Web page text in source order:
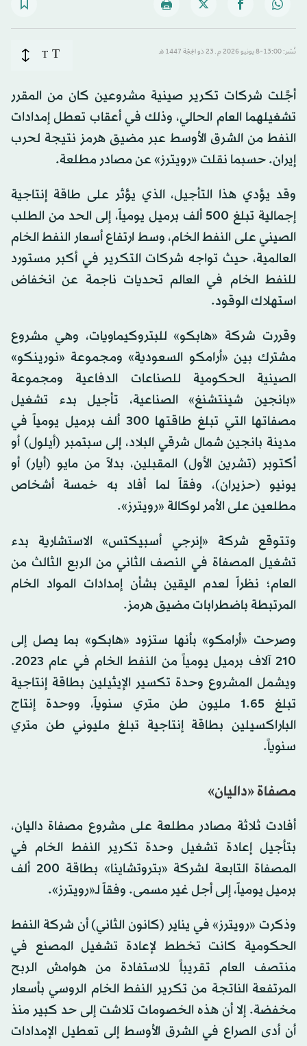
نُشر: 13:00-8 يونيو 2026 م ـ 23 ذو الحِجّة 1447 هـ T
T
أجَّلت شركات تكرير صينية مشروعين كان من المقرر
تشغيلهما العام الحالي، وذلك في أعقاب تعطل إمدادات
النفط من الشرق الأوسط عبر مضيق هرمز نتيجة لحرب
إيران. حسبما نقلت «رويترز» عن مصادر مطلعة.
وقد يؤدي هذا التأجيل، الذي يؤثر على طاقة إنتاجية
إجمالية تبلغ 500 ألف برميل يومياً، إلى الحد من الطلب
الصيني على النفط الخام، وسط ارتفاع أسعار النفط الخام
العالمية، حيث تواجه شركات التكرير في أكبر مستورد
للنفط الخام في العالم تحديات ناجمة عن انخفاض
استهلاك الوقود.
وقررت شركة «هابكو» للبتروكيماويات، وهي مشروع
مشترك بين «أرامكو السعودية» ومجموعة «نورينكو»
الصينية الحكومية للصناعات الدفاعية ومجموعة
«بانجين شينتشنغ» الصناعية، تأجيل بدء تشغيل
مصفاتها التي تبلغ طاقتها 300 ألف برميل يومياً في
مدينة بانجين شمال شرقي البلاد، إلى سبتمبر (أيلول) أو
أكتوبر (تشرين الأول) المقبلين، بدلاً من مايو (أيار) أو
يونيو (حزيران)، وفقاً لما أفاد به خمسة أشخاص
مطلعين على الأمر لوكالة «رويترز».
وتتوقع شركة «إنرجي أسبيكتس» الاستشارية بدء
تشغيل المصفاة في النصف الثاني من الربع الثالث من
العام؛ نظراً لعدم اليقين بشأن إمدادات المواد الخام
المرتبطة باضطرابات مضيق هرمز.
وصرحت «أرامكو» بأنها ستزود «هابكو» بما يصل إلى
210 آلاف برميل يومياً من النفط الخام في عام 2023.
ويشمل المشروع وحدة تكسير الإيثيلين بطاقة إنتاجية
تبلغ 1.65 مليون طن متري سنوياً، ووحدة إنتاج
الباراكسيلين بطاقة إنتاجية تبلغ مليوني طن متري
سنوياً.
مصفاة «داليان»
أفادت ثلاثة مصادر مطلعة على مشروع مصفاة داليان،
بتأجيل إعادة تشغيل وحدة تكرير النفط الخام في
المصفاة التابعة لشركة «بتروتشاينا» بطاقة 200 ألف
برميل يومياً، إلى أجل غير مسمى. وفقاً لـ«رويترز».
وذكرت «رويترز» في يناير (كانون الثاني) أن شركة النفط
الحكومية كانت تخطط لإعادة تشغيل المصنع في
منتصف العام تقريباً للاستفادة من هوامش الربح
المرتفعة الناتجة من تكرير النفط الخام الروسي بأسعار
مخفضة. إلا أن هذه الخصومات تلاشت إلى حد كبير منذ
أن أدى الصراع في الشرق الأوسط إلى تعطيل الإمدادات